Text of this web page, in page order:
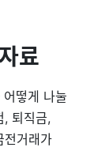
료
떻게 나눌
, 퇴직금,
전거래가